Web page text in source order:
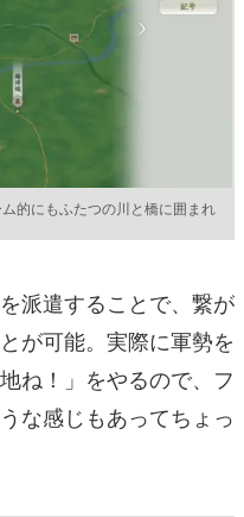
的にもふたつの川と橋に囲まれ
派遣することで、繋が
が可能。実際に軍勢を
ね！」をやるので、フ
な感じもあってちょっ